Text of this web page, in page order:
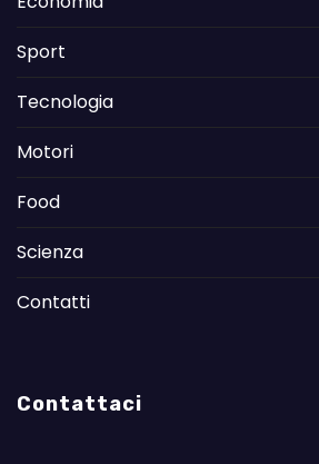
Sport
Tecnologia
Motori
Food
Scienza
Contatti
Contattaci